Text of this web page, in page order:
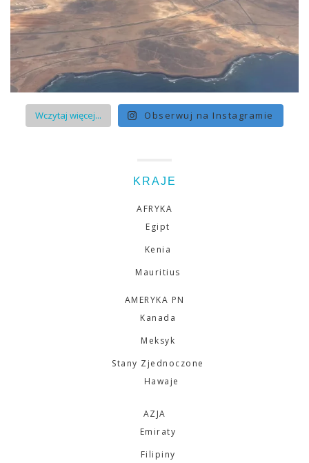
Wczytaj więcej... Obserwuj na Instagramie
KRAJE
AFRYKA
Egipt
Kenia
Mauritius
AMERYKA PN
Kanada
Meksyk
Stany Zjednoczone
Hawaje
AZJA
Emiraty
Filipiny